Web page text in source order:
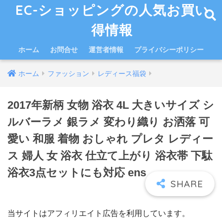
EC-ショッピングの人気お買い
得情報
ホーム お問合せ 運営者情報 プライバシーポリシー
ホーム ファッション レディース福袋
2017年新柄 女物 浴衣 4L 大きいサイズ シ
ルバーラメ 銀ラメ 変わり織り お洒落 可
愛い 和服 着物 おしゃれ プレタ レディー
ス 婦人 女 浴衣 仕立て上がり 浴衣帯 下駄
浴衣3点セットにも対応 ens
当サイトはアフィリエイト広告を利用しています。